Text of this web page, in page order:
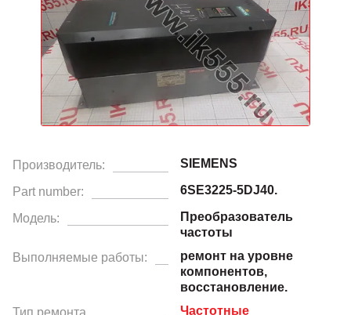
Производитель: SIEMENS
Part number: 6SE3225-5DJ40.
Модель:
Преобразователь
частоты
Выполняемые работы:
ремонт на уровне
компонентов,
восстановление.
Тип ремонта
Частотные